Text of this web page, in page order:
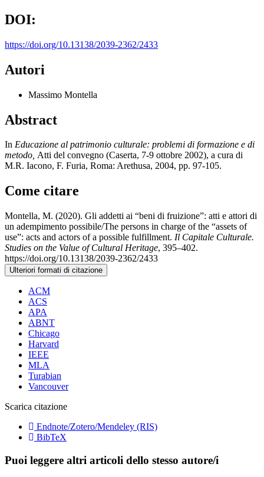
DOI:
https://doi.org/10.13138/2039-2362/2433
Autori
Massimo Montella
Abstract
In Educazione al patrimonio culturale: problemi di formazione e di
metodo, Atti del convegno (Caserta, 7-9 ottobre 2002), a cura di
M.R. Iacono, F. Furia, Roma: Arethusa, 2004, pp. 97-105.
Come citare
Montella, M. (2020). Gli addetti ai “beni di fruizione”: atti e attori di
un adempimento possibile/The persons in charge of the “assets of
use”: acts and actors of a possible fulfillment. Il Capitale Culturale.
Studies on the Value of Cultural Heritage, 395–402.
https://doi.org/10.13138/2039-2362/2433
Ulteriori formati di citazione
ACM
ACS
APA
ABNT
Chicago
Harvard
IEEE
MLA
Turabian
Vancouver
Scarica citazione
Endnote/Zotero/Mendeley (RIS)
BibTeX
Puoi leggere altri articoli dello stesso autore/i